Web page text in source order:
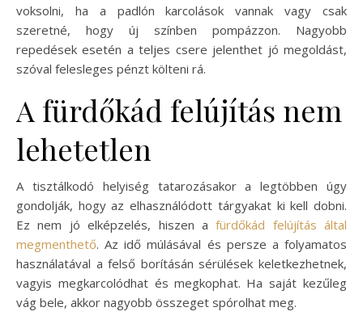
voksolni, ha a padlón karcolások vannak vagy csak
szeretné, hogy új színben pompázzon. Nagyobb
repedések esetén a teljes csere jelenthet jó megoldást,
szóval felesleges pénzt költeni rá.
A fürdőkád felújítás nem
lehetetlen
A tisztálkodó helyiség tatarozásakor a legtöbben úgy
gondolják, hogy az elhasználódott tárgyakat ki kell dobni.
Ez nem jó elképzelés, hiszen afürdőkád felújítás által
megmenthető. Az idő múlásával és persze a folyamatos
használatával a felső borításán sérülések keletkezhetnek,
vagyis megkarcolódhat és megkophat. Ha saját kezűleg
vág bele, akkor nagyobb összeget spórolhat meg.